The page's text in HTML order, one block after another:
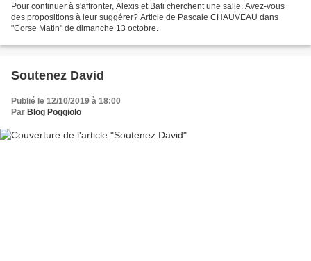
Pour continuer à s'affronter, Alexis et Bati cherchent une salle. Avez-vous
des propositions à leur suggérer? Article de Pascale CHAUVEAU dans
"Corse Matin" de dimanche 13 octobre.
Soutenez David
Publié le 12/10/2019 à 18:00
Par Blog Poggiolo